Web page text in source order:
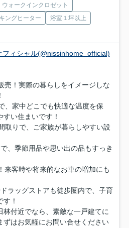
ウォークインクロゼット
ングヒーター
浴室１坪以上
ィシャル(@nissinhome_official)
売！実際の暮らしをイメージしな
、家中どこでも快適な温度を保
い住まいです！
取りで、ご家族が暮らしやすい設
、季節用品や思い出の品もすっき
来客時や将来的なお車の増加にも
ラッグストアも徒歩圏内で、子育
！
付近でなら、素敵な一戸建てに
ずはお気軽にお問い合せください